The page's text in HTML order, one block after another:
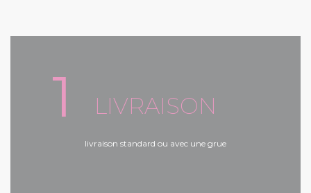
LIVRAISON
livraison standard ou avec une grue
1